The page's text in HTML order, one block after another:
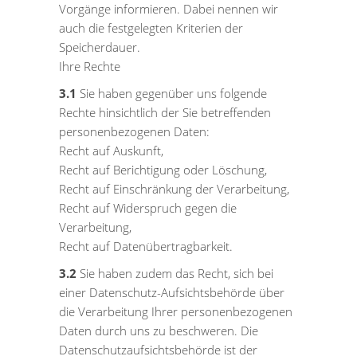
Vorgänge informieren. Dabei nennen wir
auch die festgelegten Kriterien der
Speicherdauer.
Ihre Rechte
3.1 Sie haben gegenüber uns folgende
Rechte hinsichtlich der Sie betreffenden
personenbezogenen Daten:
Recht auf Auskunft,
Recht auf Berichtigung oder Löschung,
Recht auf Einschränkung der Verarbeitung,
Recht auf Widerspruch gegen die
Verarbeitung,
Recht auf Datenübertragbarkeit.
3.2 Sie haben zudem das Recht, sich bei
einer Datenschutz-Aufsichtsbehörde über
die Verarbeitung Ihrer personenbezogenen
Daten durch uns zu beschweren. Die
Datenschutzaufsichtsbehörde ist der